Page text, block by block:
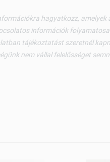
hagyatkozz,
információk
tájékoztatást szeretnél
nem vállal felelősséget